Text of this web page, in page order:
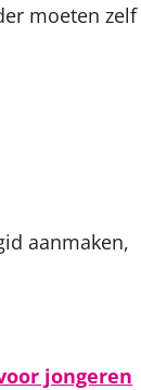
moeten zelf
aanmaken,
jongeren